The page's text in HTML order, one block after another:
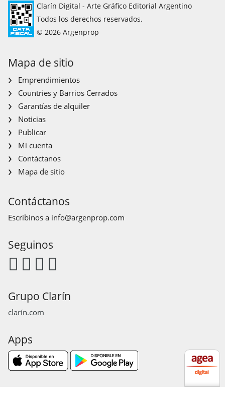
Clarín Digital - Arte Gráfico Editorial Argentino
Todos los derechos reservados.
© 2026 Argenprop
Mapa de sitio
Emprendimientos
Countries y Barrios Cerrados
Garantías de alquiler
Noticias
Publicar
Mi cuenta
Contáctanos
Mapa de sitio
Contáctanos
Escribinos a info@argenprop.com
Seguinos
Grupo Clarín
clarín.com
Apps